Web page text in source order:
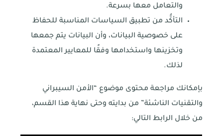
والتعامل معها بسرعة.
التأكُّد من تطبيق السياسات المناسبة للحفاظ
على خصوصية البيانات، وأن البيانات يتم جمعها
وتخزينها واستخدامها وفقًا للمعايير المعتمدة
لذلك.
بإمكانك مراجعة محتوى موضوع “الأمن السيبراني
والتقنيات الناشئة” من بدايته وحتى نهاية هذا القسم،
من خلال الرابط التالي: